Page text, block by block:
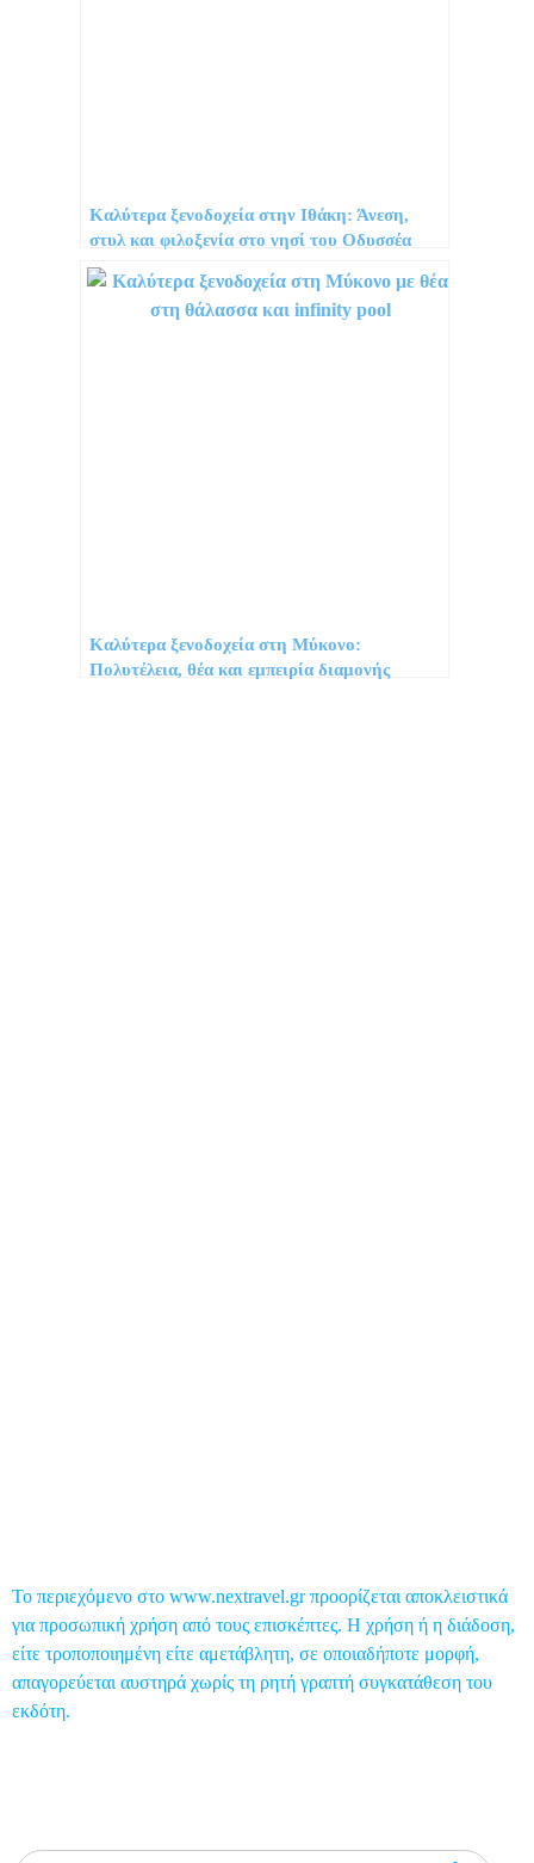
Καλύτερα ξενοδοχεία στην Ιθάκη: Άνεση,
στυλ και φιλοξενία στο νησί του Οδυσσέα
Καλύτερα ξενοδοχεία στη Μύκονο:
Πολυτέλεια, θέα και εμπειρία διαμονής
Το περιεχόμενο στο www.nextravel.gr προορίζεται αποκλειστικά
για προσωπική χρήση από τους επισκέπτες. Η χρήση ή η διάδοση,
είτε τροποποιημένη είτε αμετάβλητη, σε οποιαδήποτε μορφή,
απαγορεύεται αυστηρά χωρίς τη ρητή γραπτή συγκατάθεση του
εκδότη.